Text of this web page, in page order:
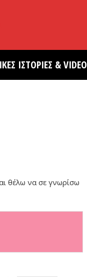
ΙΣΤΟΡΙΕΣ & VIDEO
θέλω να σε γνωρίσω